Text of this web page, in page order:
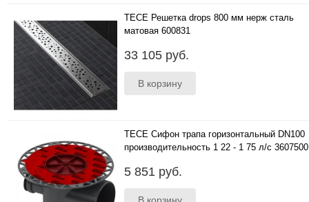
TECE Решетка drops 800 мм нерж сталь
матовая 600831
33 105 руб.
TECE Сифон трапа горизонтальный DN100
производительность 1 22 - 1 75 л/с 3607500
5 851 руб.